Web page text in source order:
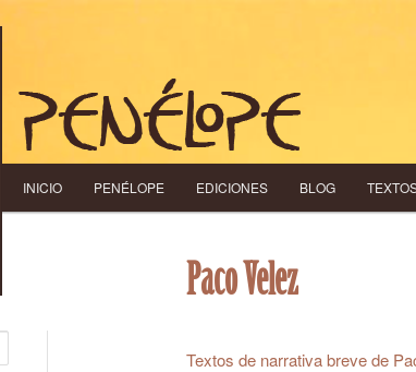
IR AL CONTENIDO PRINCIPAL
IR AL CONTENIDO SECUNDARIO
INICIO PENÉLOPE EDICIONES BLOG
Paco Velez
Textos de narrativa breve de